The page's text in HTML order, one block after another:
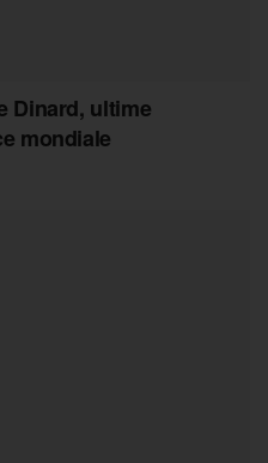
Dinard, ultime
mondiale